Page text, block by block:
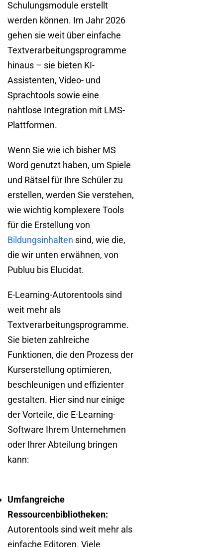
Schulungsmodule erstellt
werden können. Im Jahr 2026
gehen sie weit über einfache
Textverarbeitungsprogramme
hinaus – sie bieten KI-
Assistenten, Video- und
Sprachtools sowie eine
nahtlose Integration mit LMS-
Plattformen.
Wenn Sie wie ich bisher MS
Word genutzt haben, um Spiele
und Rätsel für Ihre Schüler zu
erstellen, werden Sie verstehen,
wie wichtig komplexere Tools
für die Erstellung von
Bildungsinhalten sind, wie die,
die wir unten erwähnen, von
Publuu bis Elucidat.
E-Learning-Autorentools sind
weit mehr als
Textverarbeitungsprogramme.
Sie bieten zahlreiche
Funktionen, die den Prozess der
Kurserstellung optimieren,
beschleunigen und effizienter
gestalten. Hier sind nur einige
der Vorteile, die E-Learning-
Software Ihrem Unternehmen
oder Ihrer Abteilung bringen
kann:
Umfangreiche
Ressourcenbibliotheken:
Autorentools sind weit mehr als
einfache Editoren. Viele